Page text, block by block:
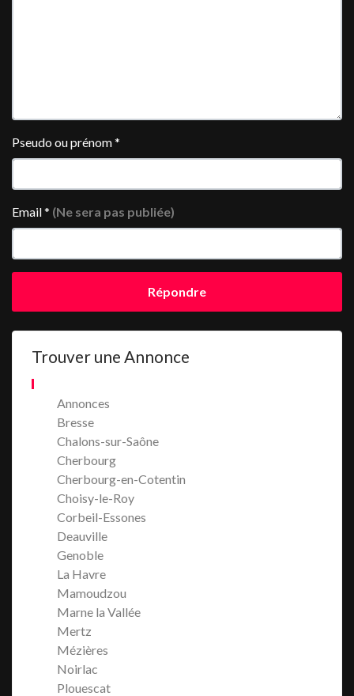
Pseudo ou prénom*
Email* (Ne sera pas publiée)
Répondre
Trouver une Annonce
Annonces
Bresse
Chalons-sur-Saône
Cherbourg
Cherbourg-en-Cotentin
Choisy-le-Roy
Corbeil-Essones
Deauville
Genoble
La Havre
Mamoudzou
Marne la Vallée
Mertz
Mézières
Noirlac
Plouescat